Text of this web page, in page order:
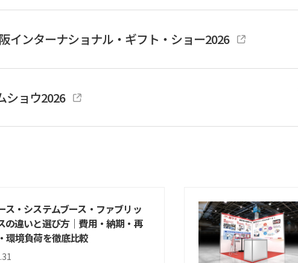
インターナショナル・ギフト・ショー2026
ショウ2026
ス・システムブース・ファブリッ
の違いと選び方｜費用・納期・再
環境負荷を徹底比較